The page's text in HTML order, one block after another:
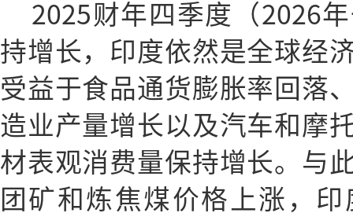
2025财年四季度（2026
持增长，印度依然是全球经
受益于食品通货膨胀率回落
造业产量增长以及汽车和摩
材表观消费量保持增长。与
团矿和炼焦煤价格上涨，